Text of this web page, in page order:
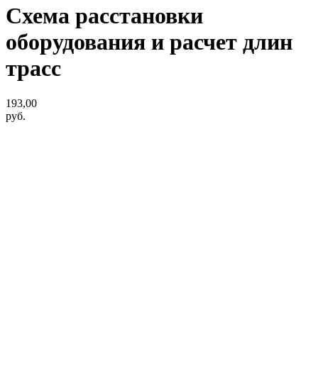
Cхема расстановки
оборудования и расчет длин
трасс
193,00
руб.